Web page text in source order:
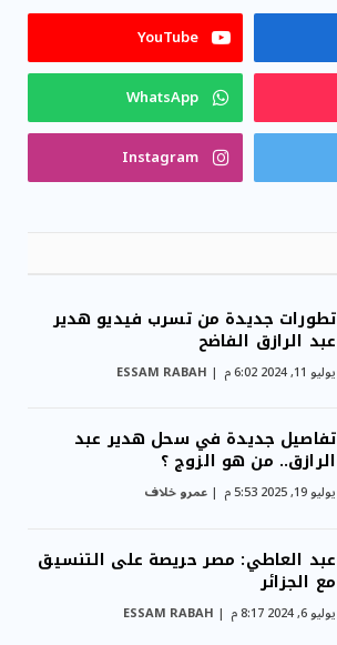
YouTube
WhatsApp
Instagram
تطورات جديدة من تسرب فيديو هدير
عبد الرازق الفاضح
يوليو 11, 2024 6:02 م ESSAM RABAH
تفاصيل جديدة في سحل هدير عبد
الرازق.. من هو الزوج ؟
يوليو 19, 2025 5:53 م عمرو خلاف
عبد العاطي: مصر حريصة على التنسيق
مع الجزائر
يوليو 6, 2024 8:17 م ESSAM RABAH